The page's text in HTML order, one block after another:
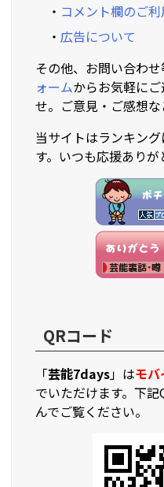
・ コメント欄のご
・ 広告について
その他、お問い合わせ
ォームからお気軽に
せ。ご意見・ご感想な
当サイトはランキン
す。いつも応援ありが
QRコード
「芸能7days」はモ
でいただけます。下
んでご覧ください。